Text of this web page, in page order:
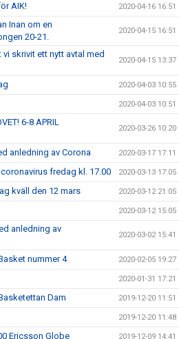
AIK! 2020-04-16 16:51
Inan om en
20-21.
2020-04-15 16:51
skrivit ett nytt avtal med
2020-04-15 13:37
2020-04-03 10:55
2020-04-03 10:51
6-8 APRIL
2020-03-26 10:20
anledning av Corona 2020-03-17 17:11
fredag kl. 17.00 2020-03-13 17:05
kväll den 12 mars 2020-03-12 21:05
2020-03-12 15:05
anledning av
2020-03-02 15:41
nummer 4 2020-02-05 19:27
2020-01-31 17:21
Dam 2019-12-20 11:51
2019-12-20 11:48
Ericsson Globe 2019-12-09 14:41